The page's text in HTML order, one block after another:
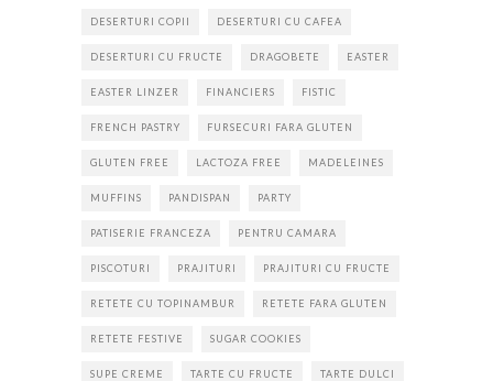
DESERTURI COPII DESERTURI CU CAFEA
DESERTURI CU FRUCTE DRAGOBETE EASTER
EASTER LINZER FINANCIERS FISTIC
FRENCH PASTRY FURSECURI FARA GLUTEN
GLUTEN FREE LACTOZA FREE MADELEINES
MUFFINS PANDISPAN PARTY
PATISERIE FRANCEZA PENTRU CAMARA
PISCOTURI PRAJITURI PRAJITURI CU FRUCTE
RETETE CU TOPINAMBUR RETETE FARA GLUTEN
RETETE FESTIVE SUGAR COOKIES
SUPE CREME TARTE CU FRUCTE TARTE DULCI